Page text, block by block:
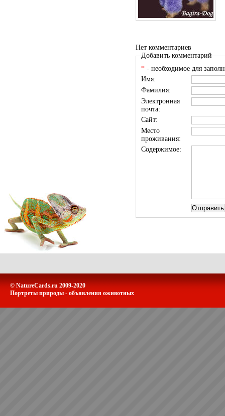
Нет комментариев
Добавить комментарий
* - необходимое для
Имя:
Фамилия:
Электронная
почта:
Сайт:
Место
проживания:
Содержимое:
© NatureCards.ru 2009-2020
Портреты природы - объявления оживотных